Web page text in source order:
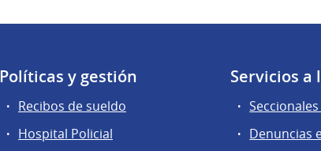
Políticas y gestión
Recibos de sueldo
Hospital Policial
Servicios a
Denuncias